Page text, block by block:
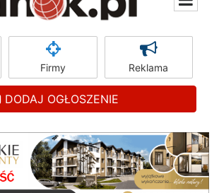
Firmy Reklama
DODAJ OGŁOSZENIE